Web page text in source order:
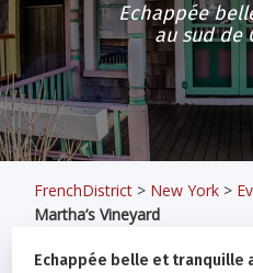
Echappée
au sud de
FrenchDistrict > New York >
Martha’s Vineyard
Echappée belle et tranquille